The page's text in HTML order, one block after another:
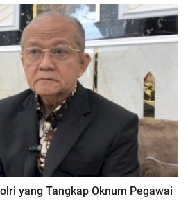
yang Tangkap Oknum Pegawai